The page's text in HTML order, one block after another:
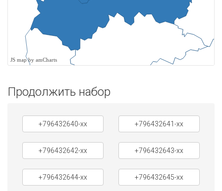
JS map by amCharts
Продолжить набор
+796432640-xx +796432641-xx
+796432642-xx +796432643-xx
+796432644-xx +796432645-xx